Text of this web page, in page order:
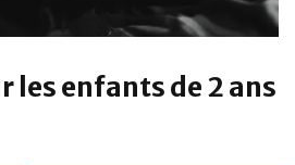
enfants de 2 ans